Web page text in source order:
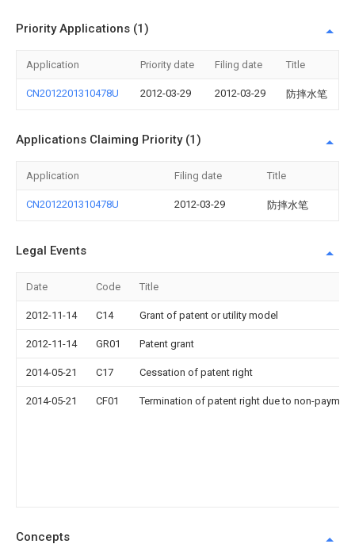
Priority Applications (1)
Application Priority date Filing date Title
CN2012201310478U 2012-03-29 2012-03-29 防摔水笔
Applications Claiming Priority (1)
Application Filing date Title
CN2012201310478U 2012-03-29 防摔水笔
Legal Events
Date Code Title
2012-11-14 C14 Grant of patent or utility model
2012-11-14 GR01 Patent grant
2014-05-21 C17 Cessation of patent right
2014-05-21 CF01 Termination of patent right due to non-
Concepts